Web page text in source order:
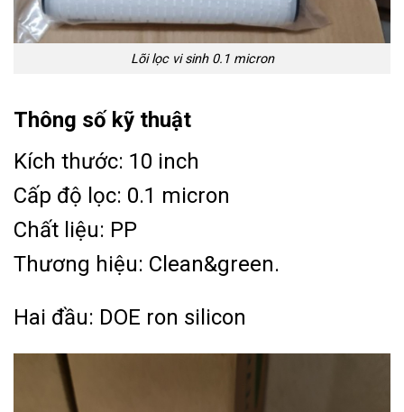
Lõi lọc vi sinh 0.1 micron
Thông số kỹ thuật
Kích thước: 10 inch
Cấp độ lọc: 0.1 micron
Chất liệu: PP
Thương hiệu: Clean&green.
Hai đầu: DOE ron silicon